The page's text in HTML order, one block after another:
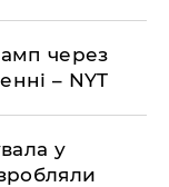
через
– NYT
у